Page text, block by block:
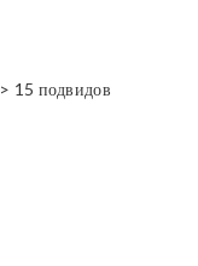
> 15 подвидов